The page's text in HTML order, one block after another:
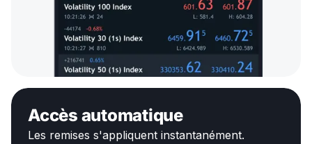
Accès automatique
Les remises s'appliquent instantanément.